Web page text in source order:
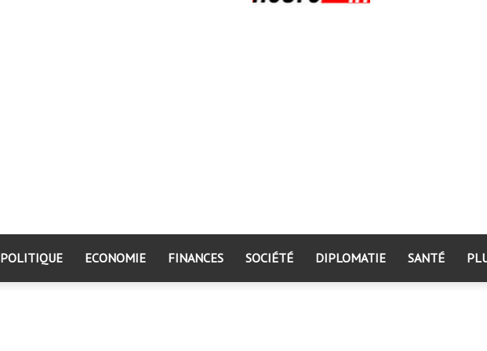
POLITIQUE ECONOMIE FINANCES SOCIÉTÉ DIPLOMATIE SANTÉ